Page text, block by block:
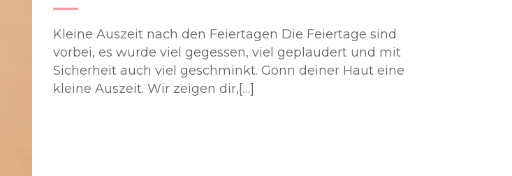
Kleine Auszeit nach den Feiertagen Die Feiertage sind
vorbei, es wurde viel gegessen, viel geplaudert und mit
Sicherheit auch viel geschminkt. Gönn deiner Haut eine
kleine Auszeit. Wir zeigen dir,[…]